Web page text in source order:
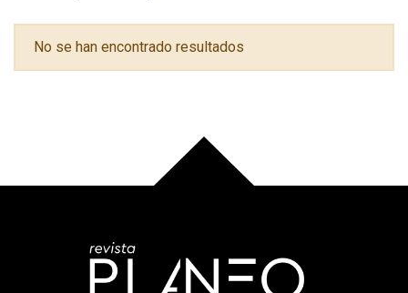
No se han encontrado resultados